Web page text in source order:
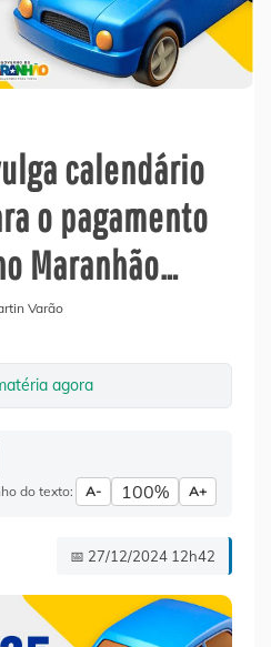
calendário
o pagamento
Maranhão…
Varão
agora
do texto: A- 100% A+
📅 27/12/2024 12h42